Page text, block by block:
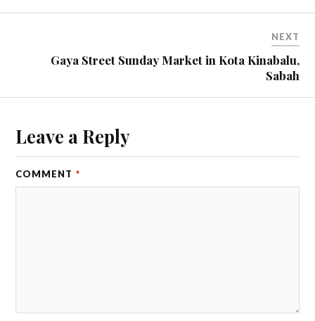
NEXT
Gaya Street Sunday Market in Kota Kinabalu,
Sabah
Leave a Reply
COMMENT *